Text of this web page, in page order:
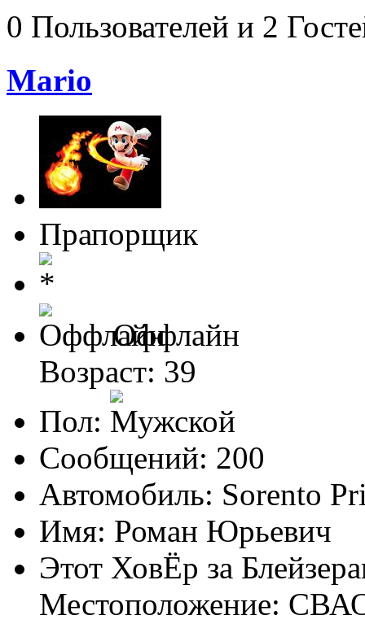
0 Пользователей и 2
Mario
Прапорщик
Оффлайн
Возраст: 39
Пол:
Сообщений: 200
Автомобиль: Sorento
Имя: Роман Юрьевич
Этот ХовЁр за
Местоположение: